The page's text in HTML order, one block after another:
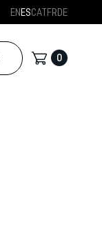
EN ESCATFRDE
0